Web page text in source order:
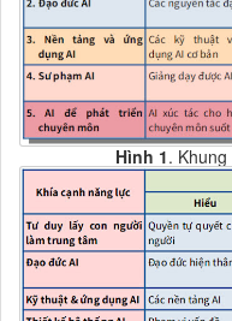
Hình 1. Khung